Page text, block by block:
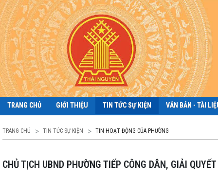
TRANG CHỦ GIỚI THIỆU TIN TỨC SỰ KIỆN VĂN BẢN - TÀI
TRANG CHỦ TIN TỨC SỰ KIỆN TIN HOẠT ĐỘNG CỦA PHƯỜNG
CHỦ TỊCH UBND PHƯỜNG TIẾP CÔNG DÂN, GIẢI